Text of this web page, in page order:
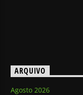
ARQUIVO
Agosto 2026